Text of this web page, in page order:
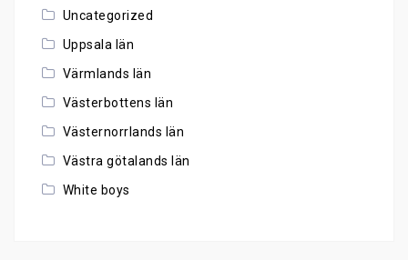
Uncategorized
Uppsala län
Värmlands län
Västerbottens län
Västernorrlands län
Västra götalands län
White boys